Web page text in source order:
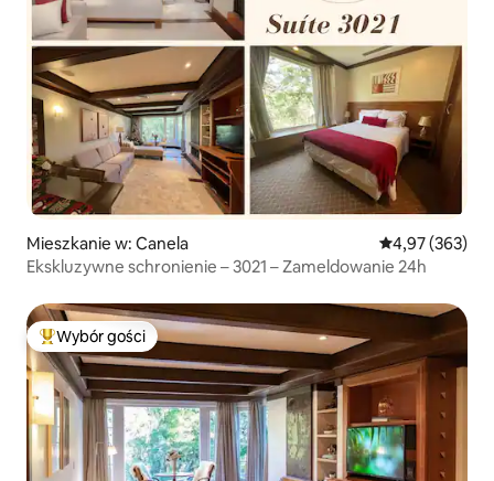
Mieszkanie w: Canela Średnia
4,97 (363)
Ekskluzywne schronienie – 3021 – Zameldowanie 24h
Najpopularniejsze z kategorii Wybór gości
Wybór gości